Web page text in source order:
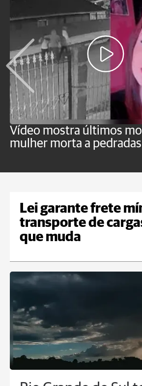
Vídeo mostra últimos
mulher morta a
Lei garante frete
transporte de
que muda